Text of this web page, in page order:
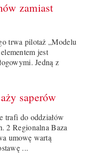
zamiast
trwa pilotaż „Modelu
jest
Jedną z
saperów
trafi do oddziałów
2 Regionalna Baza
umowę wartą
...